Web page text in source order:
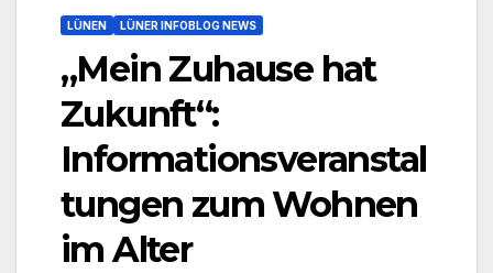
LÜNEN LÜNER INFOBLOG NEWS
„Mein Zuhause hat
Zukunft“:
Informationsveranstal
tungen zum Wohnen
im Alter